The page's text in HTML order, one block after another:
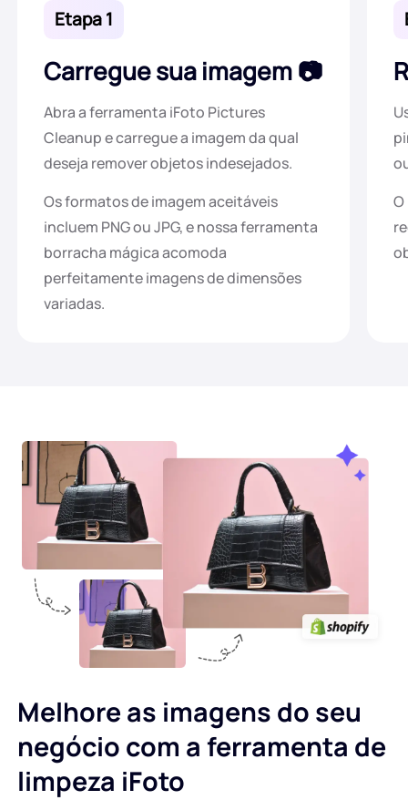
Etapa 1
Carregue sua imagem
Abra a ferramenta iFoto Pictures
Cleanup e carregue a imagem da qual
deseja remover objetos indesejados.
Os formatos de imagem aceitáveis
incluem PNG ou JPG, e nossa ferramenta
borracha mágica acomoda
perfeitamente imagens de dimensões
variadas.
Melhore as imagens do seu
negócio com a ferramenta de
limpeza iFoto